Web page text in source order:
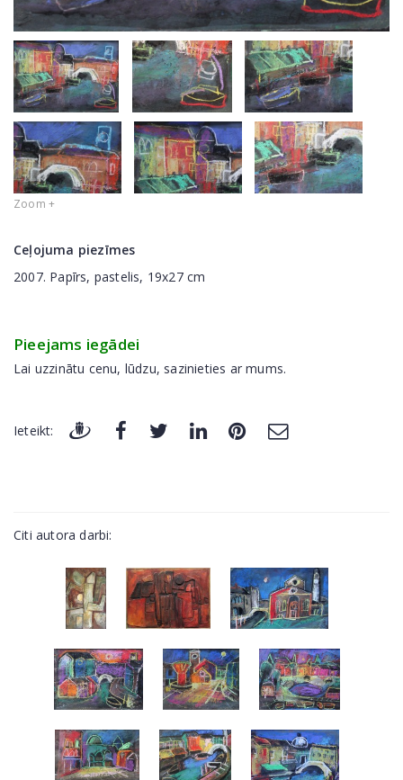
Zoom +
Ceļojuma piezīmes
2007. Papīrs, pastelis, 19x27 cm
Pieejams iegādei
Lai uzzinātu cenu, lūdzu, sazinieties ar mums.
Ieteikt:
Citi autora darbi: